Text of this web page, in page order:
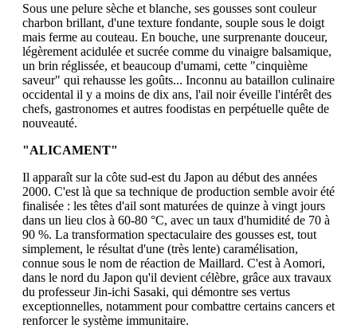
Sous une pelure sèche et blanche, ses gousses sont couleur
charbon brillant, d'une texture fondante, souple sous le doigt
mais ferme au couteau. En bouche, une surprenante douceur,
légèrement acidulée et sucrée comme du vinaigre balsamique,
un brin réglissée, et beaucoup d'umami, cette "cinquième
saveur" qui rehausse les goûts... Inconnu au bataillon culinaire
occidental il y a moins de dix ans, l'ail noir éveille l'intérêt des
chefs, gastronomes et autres foodistas en perpétuelle quête de
nouveauté.
"ALICAMENT"
Il apparaît sur la côte sud-est du Japon au début des années
2000. C'est là que sa technique de production semble avoir été
finalisée : les têtes d'ail sont maturées de quinze à vingt jours
dans un lieu clos à 60-80 °C, avec un taux d'humidité de 70 à
90 %. La transformation spectaculaire des gousses est, tout
simplement, le résultat d'une (très lente) caramélisation,
connue sous le nom de réaction de Maillard. C'est à Aomori,
dans le nord du Japon qu'il devient célèbre, grâce aux travaux
du professeur Jin-ichi Sasaki, qui démontre ses vertus
exceptionnelles, notamment pour combattre certains cancers et
renforcer le système immunitaire.